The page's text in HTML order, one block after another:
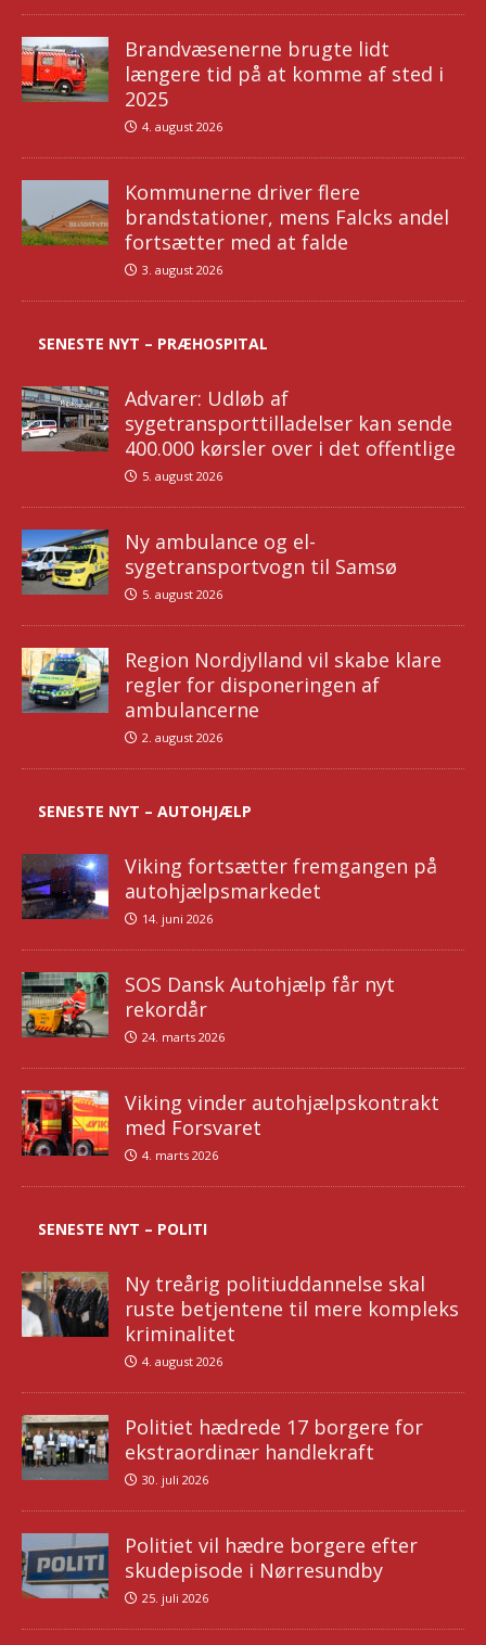
Brandvæsenerne brugte lidt
længere tid på at komme af sted i
2025
4. august 2026
Kommunerne driver flere
brandstationer, mens Falcks andel
fortsætter med at falde
3. august 2026
SENESTE NYT – PRÆHOSPITAL
Advarer: Udløb af
sygetransporttilladelser kan sende
400.000 kørsler over i det offentlige
5. august 2026
Ny ambulance og el-
sygetransportvogn til Samsø
5. august 2026
Region Nordjylland vil skabe klare
regler for disponeringen af
ambulancerne
2. august 2026
SENESTE NYT – AUTOHJÆLP
Viking fortsætter fremgangen på
autohjælpsmarkedet
14. juni 2026
SOS Dansk Autohjælp får nyt
rekordår
24. marts 2026
Viking vinder autohjælpskontrakt
med Forsvaret
4. marts 2026
SENESTE NYT – POLITI
Ny treårig politiuddannelse skal
ruste betjentene til mere kompleks
kriminalitet
4. august 2026
Politiet hædrede 17 borgere for
ekstraordinær handlekraft
30. juli 2026
Politiet vil hædre borgere efter
skudepisode i Nørresundby
25. juli 2026